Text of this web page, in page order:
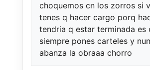
choquemos cn los zorros si
tenes q hacer cargo porq
tendria q estar terminada es
siempre pones carteles y
abanza la obraaa chorro